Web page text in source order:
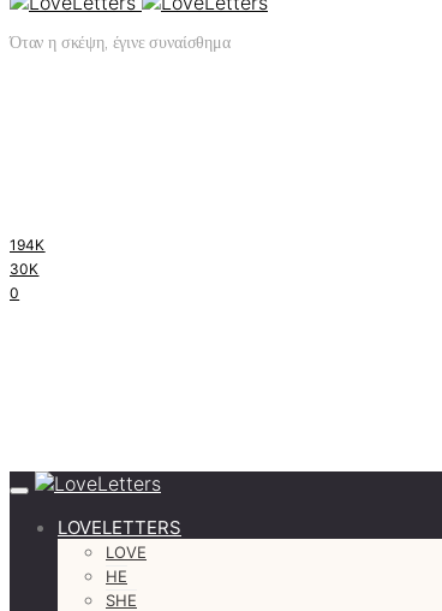
Όταν η σκέψη, έγινε συναίσθημα
194K
30K
0
LOVELETTERS
LOVE
HE
SHE